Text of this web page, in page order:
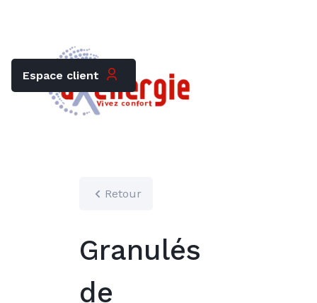
Espace client
Retour
Granulés
de